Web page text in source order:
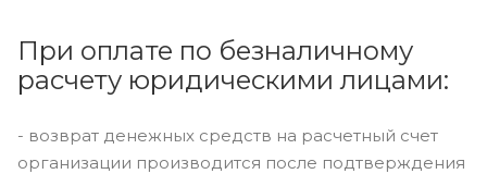
При оплате по безналичному
расчету юридическими лицами:
- возврат денежных средств на расчетный счет
организации производится после подтверждения